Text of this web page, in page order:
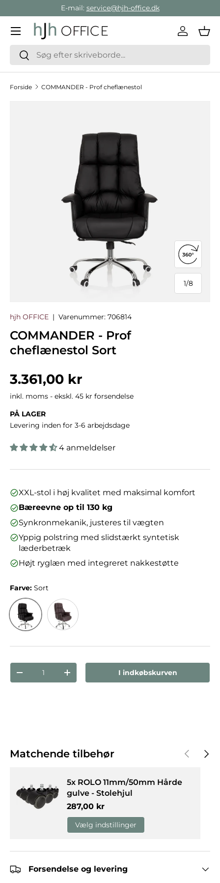
Gå direkte til indholdet
E-mail: service@hjh-office.dk
SøgSøg
Log ind
Menu
Forside COMMANDER - Prof cheflænestol
1/
af
8
Åbn
hjh OFFICE | Varenummer: 706814
COMMANDER - Prof
cheflænestol Sort
Normalpris
3.361,00 kr
inkl. moms - ekskl. 45 kr forsendelse
PÅ LAGER
Levering inden for 3-6 arbejdsdage
4 anmeldelser
XXL-stol i høj kvalitet med maksimal komfort
Bæreevne op til 130 kg
Synkronmekanik, justeres til vægten
Yppig polstring med slidstærkt syntetisk
læderbetræk
Højt ryglæn med integreret nakkestøtte
Farve: Sort
Sort
Antal
Reducer mængdenForøg mængdenI indkøbskurven
Matchende tilbehør Forrige
5x ROLO 11mm/50mm Hårde
gulve - Stolehjul
Normalpris
287,00 kr
Vælg indstillinger
Forsendelse og levering